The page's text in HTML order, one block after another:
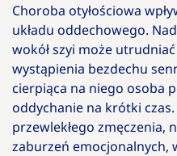
Choroba otyłościowa
układu oddechowego.
wokół szyi może
wystąpienia bezdechu
cierpiąca na niego osoba
oddychanie na krótki
przewlekłego zmęczenia,
zaburzeń emocjonalnych,